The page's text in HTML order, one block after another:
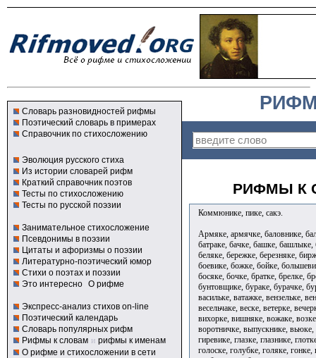
Словарь разновидностей рифмы
Поэтический словарь в примерах
Справочник по стихосложению
Эволюция русского стиха
Из истории словарей рифм
Краткий справочник поэтов
Тесты по стихосложению
Тесты по русской поэзии
Занимательное стихосложение
Псевдонимы в поэзии
Цитаты и афоризмы о поэзии
Литературно-поэтический юмор
Стихи о поэтах и поэзии
Это интересно О рифме
Экспресс-анализ стихов on-line
Поэтический календарь
Словарь популярных рифм
Рифмы к словам и рифмы к именам
О рифме и стихосложении в сети
РИФМЫ К
Коммюнике, пике, сакэ.
Армяке, армячке, баловнике,
батраке, бачке, башке,
беляке, бережке, березняке,
боевике, божке, бойке,
босяке, бочке, братке, брелке,
бунтовщике, бураке, бурачке,
васильке, ватажке, вензельке,
весельчаке, веске, ветерке,
вихорке, вишняке, вожаке,
воротничке, выпускнике,
гиревике, глазке, глазнике,
голоске, голубке, голяке,